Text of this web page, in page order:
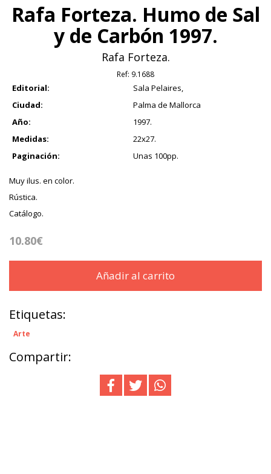
Rafa Forteza. Humo de Sal
y de Carbón 1997.
Rafa Forteza.
Ref: 9.1688
Editorial:
Sala Pelaires,
Ciudad:
Palma de Mallorca
Año:
1997.
Medidas:
22x27.
Paginación:
Unas 100pp.
Muy ilus. en color.
Rústica.
Catálogo.
10.80€
Añadir al carrito
Etiquetas:
Arte
Compartir: